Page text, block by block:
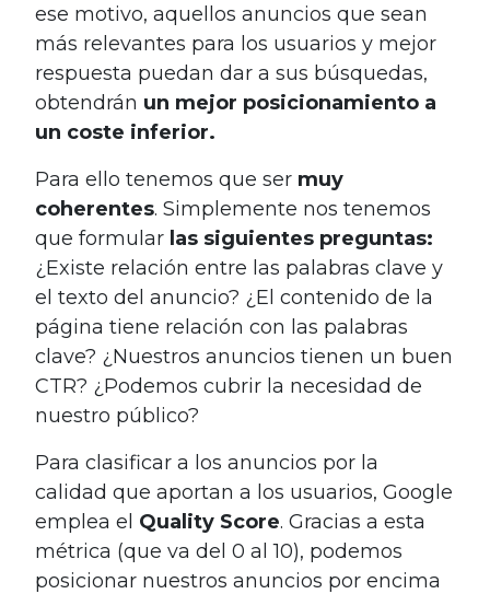
ese motivo, aquellos anuncios que sean
más relevantes para los usuarios y mejor
respuesta puedan dar a sus búsquedas,
obtendrán un mejor posicionamiento a
un coste inferior.
Para ello tenemos que ser muy
coherentes. Simplemente nos tenemos
que formular las siguientes preguntas:
¿Existe relación entre las palabras clave y
el texto del anuncio? ¿El contenido de la
página tiene relación con las palabras
clave? ¿Nuestros anuncios tienen un buen
CTR? ¿Podemos cubrir la necesidad de
nuestro público?
Para clasificar a los anuncios por la
calidad que aportan a los usuarios, Google
emplea el Quality Score. Gracias a esta
métrica (que va del 0 al 10), podemos
posicionar nuestros anuncios por encima